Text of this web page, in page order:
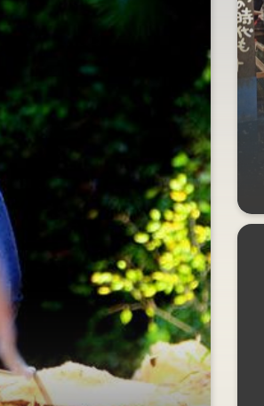
生死状不让进的“世
恐怖鬼屋”，你敢挑
？
年10月20日